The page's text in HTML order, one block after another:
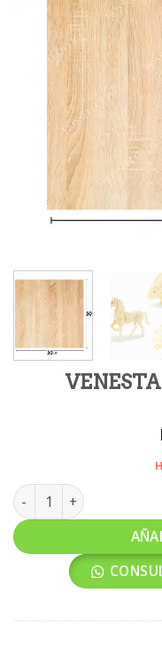
VENESTA ESCOLAR